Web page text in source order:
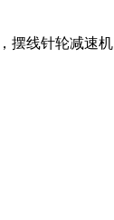
摆线针轮减速机